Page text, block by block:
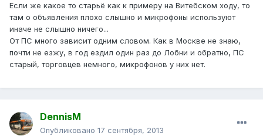
Если же какое то старьё как к примеру на Витебском ходу, то
там о объявления плохо слышно и микрофоны используют
иначе не слышно ничего...
От ПС много зависит одним словом. Как в Москве не знаю,
почти не езжу, в год ездил один раз до Лобни и обратно, ПС
старый, торговцев немного, микрофонов у них нет.
DennisM
Опубликовано 17 сентября, 2013